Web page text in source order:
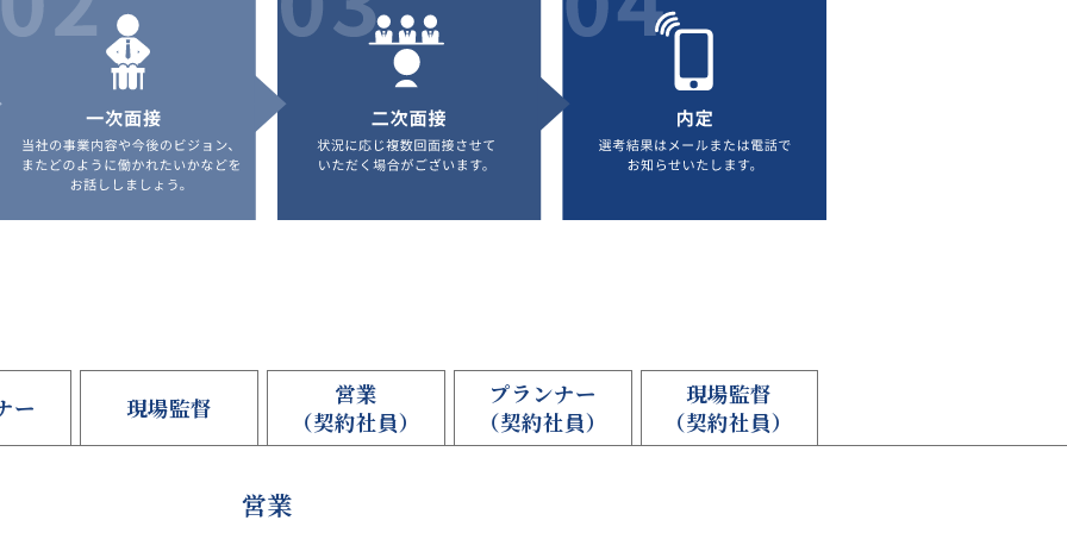
ー 現場監督
営業
（契約社員）
プランナー
（契約社員）
現場監督
（契約社員）
営業